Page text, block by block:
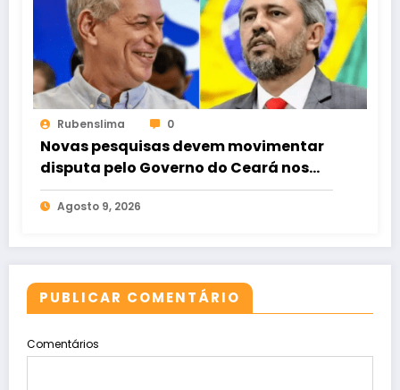
Rubenslima 0
Novas pesquisas devem movimentar
disputa pelo Governo do Ceará nos
próximos dias
Agosto 9, 2026
PUBLICAR COMENTÁRIO
Comentários